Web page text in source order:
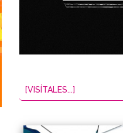
[VISÍTALES...]